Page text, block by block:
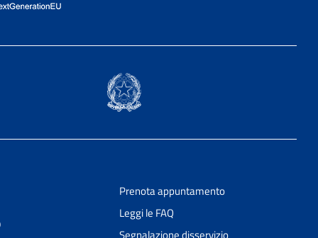
Prenota appuntamento
Leggi le FAQ
Segnalazione disservizio